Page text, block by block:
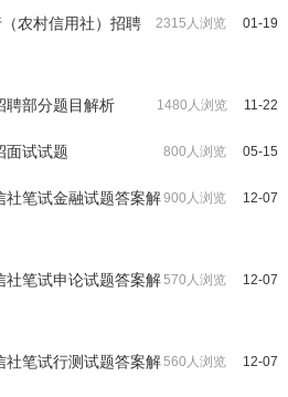
01-19
2315人浏览
农村信用社）招聘
11-22
1480人浏览
聘部分题目解析
05-15
800人浏览
面试试题
12-07
900人浏览
社笔试金融试题答案解
12-07
570人浏览
社笔试申论试题答案解
12-07
560人浏览
社笔试行测试题答案解